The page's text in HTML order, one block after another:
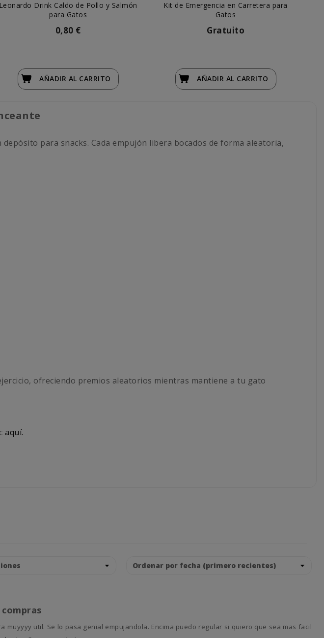
Leonardo Drink Caldo de Pollo y Salmón
para Gatos
0,80 €
AÑADIR AL CARRITO
Kit de Emergencia en Carretera para
Gatos
Gratuito
AÑADIR AL CARRITO
para snacks. Cada empujón libera bocados de forma aleatoria,
ofreciendo premios aleatorios mientras mantiene a tu gato
aquí.